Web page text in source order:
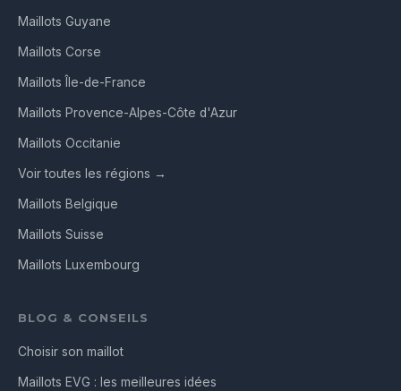
Maillots Guyane
Maillots Corse
Maillots Île-de-France
Maillots Provence-Alpes-Côte d'Azur
Maillots Occitanie
Voir toutes les régions →
Maillots Belgique
Maillots Suisse
Maillots Luxembourg
BLOG & CONSEILS
Choisir son maillot
Maillots EVG : les meilleures idées